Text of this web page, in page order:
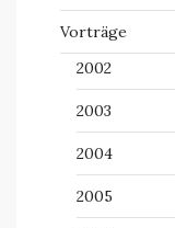
Vorträge
2002
2003
2004
2005